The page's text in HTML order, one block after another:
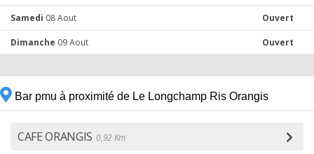
Samedi 08 Aout Ouvert
Dimanche 09 Aout Ouvert
Bar pmu à proximité de Le Longchamp Ris Orangis
CAFE ORANGIS 0,92 Km